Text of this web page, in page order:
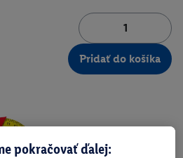
Pridať do košíka
pokračovať ďalej: